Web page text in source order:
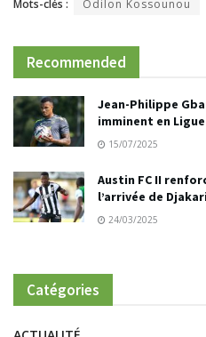
Mots-clés : Odilon Kossounou
Recommended
Jean-Philippe
imminent en Ligue
15/07/2025
Austin FC II
l’arrivée de
24/03/2025
Catégories